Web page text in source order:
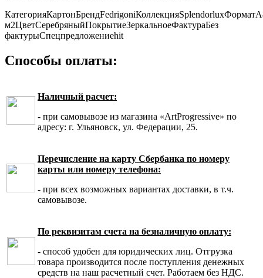
КатегорияКартонБрендFedrigoniКоллекцияSplendorluxФормат
м2ЦветСеребряныйПокрытиеЗеркальноеФактураБез
фактурыСпецпредложениеhit
Способы оплаты:
Наличный расчет:
- при самовывозе из магазина «ArtProgressive» по
адресу: г. Ульяновск, ул. Федерации, 25.
Перечисление на карту Сбербанка по номеру
карты или номеру телефона:
- при всех возможных вариантах доставки, в т.ч.
самовывозе.
По реквизитам счета на безналичную оплату:
- способ удобен для юридических лиц. Отгрузка
товара производится после поступления денежных
средств на наш расчетный счет. Работаем без НДС.